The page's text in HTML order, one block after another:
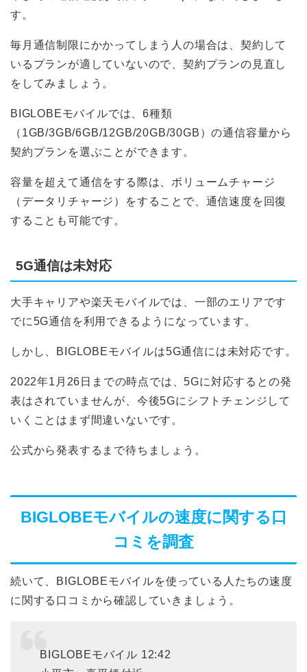
す。
毎月通信制限にかかってしまう人の場合は、契約して
いるプランが適していないので、契約プランの見直し
をしてみましょう。
BIGLOBEモバイルでは、6種類
（1GB/3GB/6GB/12GB/20GB/30GB）の通信容量から
契約プランを選ぶことができます。
容量を超えて通信をする際は、ボリュームチャージ
（データリチャージ）をすることで、通信速度を回復
することも可能です。
5G通信は未対応
大手キャリアや楽天モバイルでは、一部のエリアです
でに5G通信を利用できるようになっています。
しかし、BIGLOBEモバイルは5G通信には未対応です。
2022年1月26日までの時点では、5Gに対応するとの発
表はされていませんが、今後5Gにシフトチェンジして
いくことはまず間違いないです。
公式から発表するまで待ちましょう。
BIGLOBEモバイルの速度に関する口
コミを調査
続いて、BIGLOBEモバイルを使っている人たちの速度
に関する口コミから確認していきましょう。
BIGLOBEモバイル 12:42